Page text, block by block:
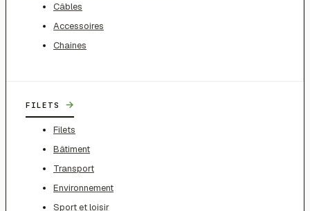
Câbles
Accessoires
Chaines
FILETS →
Filets
Bâtiment
Transport
Environnement
Sport et loisir